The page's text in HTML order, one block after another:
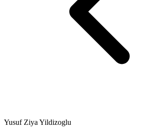
Yusuf Ziya Yildizoglu